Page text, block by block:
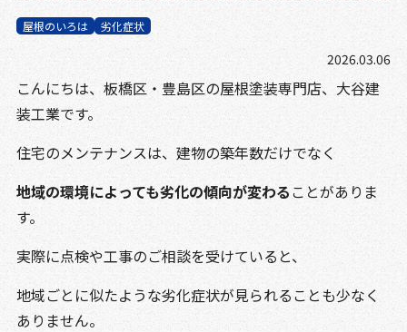
屋根のいろは 劣化症状
2026.03.06
こんにちは、板橋区・豊島区の屋根塗装専門店、大谷建
装工業です。
住宅のメンテナンスは、建物の築年数だけでなく
地域の環境によっても劣化の傾向が変わることがありま
す。
実際に点検や工事のご相談を受けていると、
地域ごとに似たような劣化症状が見られることも少なく
ありません。